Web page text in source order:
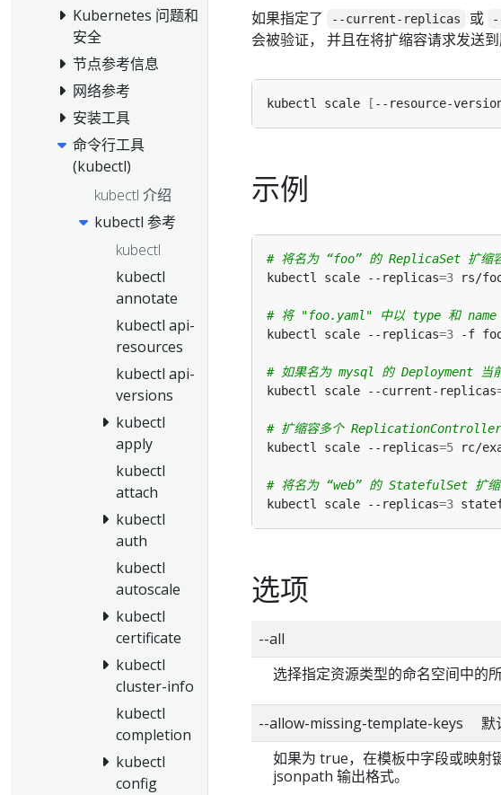
Kubernetes 问题和
安全
节点参考信息
网络参考
安装工具
命令行工具
(kubectl)
kubectl 介绍
kubectl 参考
kubectl
kubectl
annotate
kubectl api-
resources
kubectl api-
versions
kubectl
apply
kubectl
attach
kubectl
auth
kubectl
autoscale
kubectl
certificate
kubectl
cluster-info
kubectl
completion
kubectl
config
如果指定了
--current-replicas 或
会被验证， 并且在将扩缩容请求发送
kubectl scale [ --resource-
示例
# 将名为 “foo” 的 ReplicaSet 扩缩
kubectl scale --replicas=3
# 将 "foo.yaml" 中以 type 和 name
kubectl scale --replicas=3
# 如果名为 mysql 的 Deployment 当
kubectl scale --current-replicas
# 扩缩容多个 ReplicationController
kubectl scale --replicas=5
# 将名为 “web” 的 StatefulSet 扩缩
kubectl scale --replicas=3
选项
--all
选择指定资源类型的命名空间中的所
--allow-missing-template-keys 默
如果为 true，在模板中字段或映射
jsonpath 输出格式。